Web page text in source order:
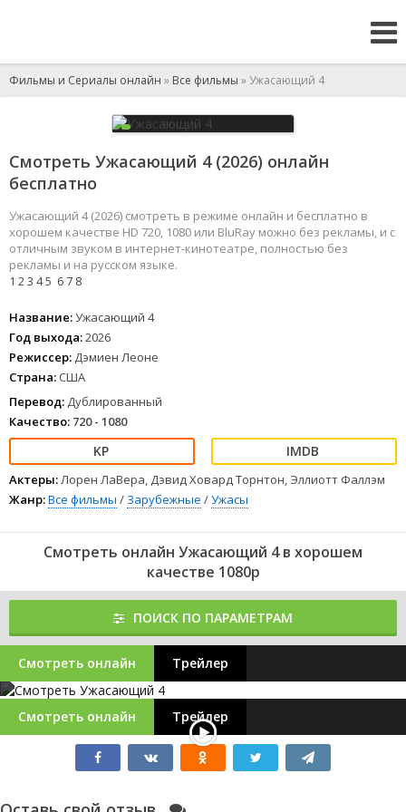
Фильмы и Сериалы онлайн » Все фильмы » Ужасающий 4
Смотреть Ужасающий 4 (2026) онлайн
бесплатно
Ужасающий 4 (2026) смотреть в режиме онлайн и бесплатно в
хорошем качестве HD 720, 1080 или BluRay можно без рекламы, и с
отличным звуком в интернет-кинотеатре, полностью без
рекламы и на русском языке.
1 23 45 67 8
Название:Ужасающий 4
Год выхода:2026
Режиссер: Дэмиен Леоне
Страна: США
Перевод: Дублированный
Качество: 720 - 1080
Актеры:Лорен ЛаВера, Дэвид Ховард Торнтон, Эллиотт Фаллэм
Жанр:Все фильмы / Зарубежные /Ужасы
Смотреть онлайн Ужасающий 4 в хорошем
качестве 1080p
ПОИСК ПО ПАРАМЕТРАМ
Смотреть онлайн Трейлер
Смотреть онлайн Трейлер